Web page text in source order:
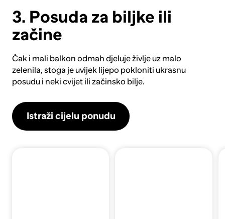
3. Posuda za biljke ili
začine
Čak i mali balkon odmah djeluje življe uz malo
zelenila, stoga je uvijek lijepo pokloniti ukrasnu
posudu i neki cvijet ili začinsko bilje.
Istraži cijelu ponudu